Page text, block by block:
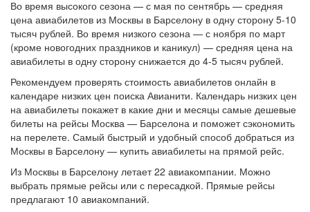
Во время высокого сезона — с мая по сентябрь — средняя
цена авиабилетов из Москвы в Барселону в одну сторону 5-10
тысяч рублей. Во время низкого сезона — с ноября по март
(кроме новогодних праздников и каникул) — средняя цена на
авиабилеты в одну сторону снижается до 4-5 тысяч рублей.
Рекомендуем проверять стоимость авиабилетов онлайн в
календаре низких цен поиска Авианити. Календарь низких цен
на авиабилеты покажет в какие дни и месяцы самые дешевые
билеты на рейсы Москва — Барселона и поможет сэкономить
на перелете. Самый быстрый и удобный способ добраться из
Москвы в Барселону — купить авиабилеты на прямой рейс.
Из Москвы в Барселону летает 22 авиакомпании. Можно
выбрать прямые рейсы или с пересадкой. Прямые рейсы
предлагают 10 авиакомпаний.